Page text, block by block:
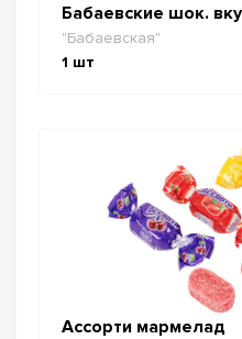
Бабаевские шок.
"Бабаевская"
1 шт
Ассорти мармелад